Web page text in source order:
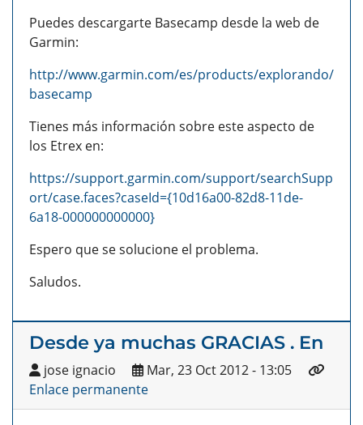
Puedes descargarte Basecamp desde la web de
Garmin:
http://www.garmin.com/es/products/explorando/
basecamp
Tienes más información sobre este aspecto de
los Etrex en:
https://support.garmin.com/support/searchSupp
ort/case.faces?caseId={10d16a00-82d8-11de-
6a18-000000000000}
Espero que se solucione el problema.
Saludos.
Desde ya muchas GRACIAS . En
jose ignacio
Mar, 23 Oct 2012 - 13:05
Enlace permanente